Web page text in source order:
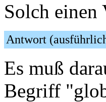
Solch einen
Antwort
Es muß
Begriff